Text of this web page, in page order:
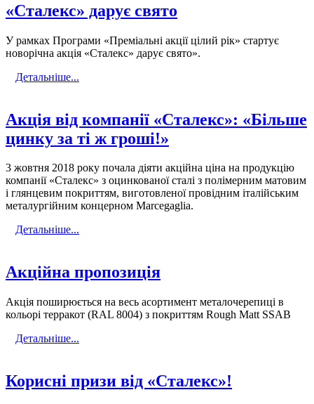
«Сталекс» дарує свято
У рамках Програми «Преміальні акції цілий рік» стартує
новорічна акція «Сталекс» дарує свято».
Детальніше...
Акція від компанії «Сталекс»: «Більше
цинку за ті ж гроші!»
3 жовтня 2018 року почала діяти акційна ціна на продукцію
компанії «Сталекс» з оцинкованої сталі з полімерним матовим
і глянцевим покриттям, виготовленої провідним італійським
металургійним концерном Marcegaglia.
Детальніше...
Акційна пропозиція
Акція поширюється на весь асортимент металочерепиці в
кольорі терракот (RAL 8004) з покриттям Rough Matt SSAB
Детальніше...
Корисні призи від «Сталекс»!